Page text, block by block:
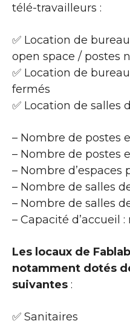
télé-travailleurs :
✅ Location de
open space / postes
✅ Location de
fermés
✅ Location de salles
– Nombre de postes
– Nombre de postes
– Nombre d’espaces
– Nombre de salles
– Nombre de salles
– Capacité d’accueil
Les locaux de
notamment dotés
suivantes :
✅ Sanitaires